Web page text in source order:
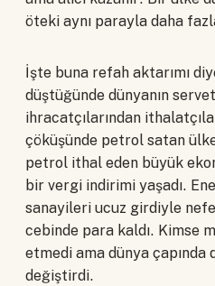
öteki aynı parayla daha
İşte buna refah aktarımı
düştüğünde dünyanın
ihracatçılarından
çöküşünde petrol satan
petrol ithal eden büyük
bir vergi indirimi yaşadı.
sanayileri ucuz girdiyle
cebinde para kaldı. Kimse
etmedi ama dünya
değiştirdi.